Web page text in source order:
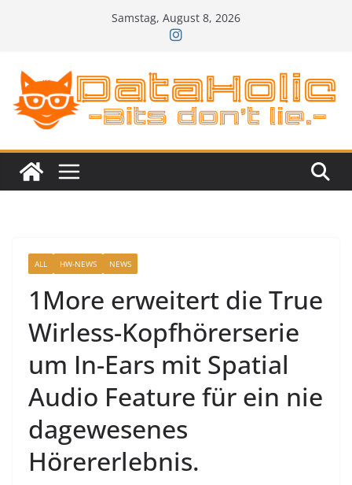
Samstag, August 8, 2026
ALL HW-NEWS NEWS
1More erweitert die True
Wirless-Kopfhörerserie
um In-Ears mit Spatial
Audio Feature für ein nie
dagewesenes
Hörererlebnis.